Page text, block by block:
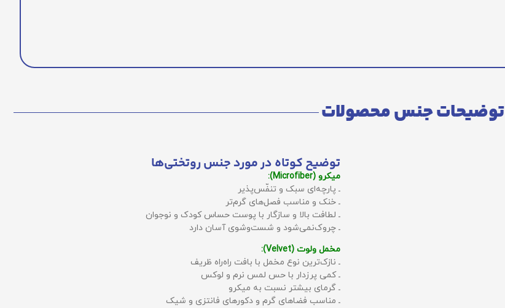
توضیحات جنس محصولات
توضیح کوتاه در مورد جنس روتختی‌ها
میکرو (Microfiber):
ـ پارچه‌ای سبک و تنفّس‌پذیر
ـ خنک و مناسب فصل‌های گرم‌تر
ـ لطافت بالا و سازگار با پوست حساس کودک و نوجوان
ـ چروک‌نمی‌شود و شست‌وشوی آسان دارد
مخمل ولوت (Velvet):
ـ نازک‌ترین نوع مخمل با بافت راه‌راه ظریف
ـ کمی پرزدار با حس لمس نرم و لوکس
ـ گرمای بیشتر نسبت به میکرو
ـ مناسب فضاهای گرم و دکورهای فانتزی و شیک